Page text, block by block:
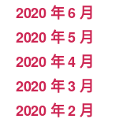
2020 年 6 月
2020 年 5 月
2020 年 4 月
2020 年 3 月
2020 年 2 月